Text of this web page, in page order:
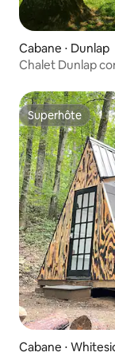
Cabane ⋅ Dunlap
Chalet Dunlap
Superhôte
Superhôte
Cabane ⋅